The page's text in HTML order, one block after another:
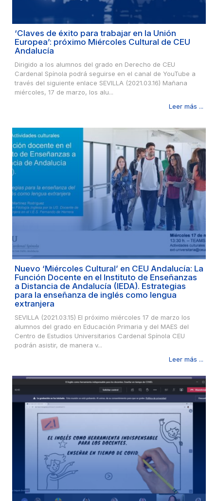
‘Claves de éxito para trabajar en la Unión
Europea’: próximo Miércoles Cultural de CEU
Andalucía
Dirigido a los alumnos del grado en Derecho de CEU
Cardenal Spínola podrá seguirse en el canal de YouTube a
través del siguiente enlace SEVILLA (2021.03.16) Mañana
miércoles, 17 de marzo, los alu...
Leer más ...
Nuevo ‘Miércoles Cultural’ en CEU Andalucía: La
Función Docente en el Instituto de Enseñanzas
a Distancia de Andalucía (IEDA). Estrategias
para la enseñanza de inglés como lengua
extranjera
SEVILLA (2021.03.15) El próximo miércoles 17 de marzo los
alumnos del grado en Educación Primaria y del MAES del
Centro de Estudios Universitarios Cardenal Spínola CEU
podrán asistir, de manera v...
Leer más ...